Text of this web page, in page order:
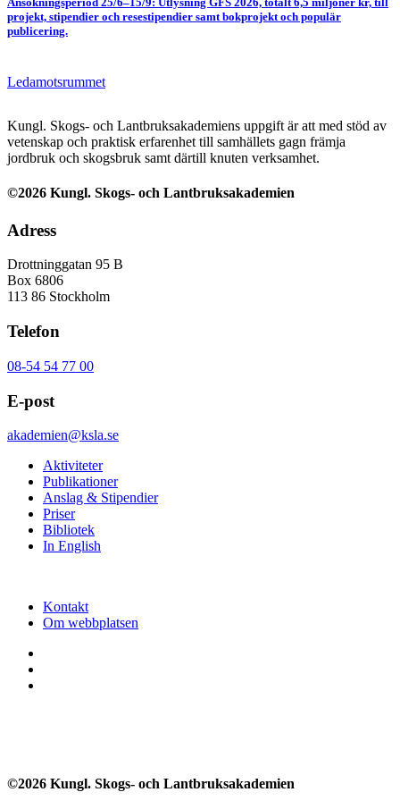
projekt, stipendier och resestipendier samt bokprojekt och populär
publicering.
Ledamotsrummet
Kungl. Skogs- och Lantbruksakademiens uppgift är att med stöd av
vetenskap och praktisk erfarenhet till samhällets gagn främja
jordbruk och skogsbruk samt därtill knuten verksamhet.
©2026 Kungl. Skogs- och Lantbruksakademien
Adress
Drottninggatan 95 B
Box 6806
113 86 Stockholm
Telefon
08-54 54 77 00
E-post
akademien@ksla.se
Aktiviteter
Publikationer
Anslag & Stipendier
Priser
Bibliotek
In English
Kontakt
Om webbplatsen
©2026 Kungl. Skogs- och Lantbruksakademien